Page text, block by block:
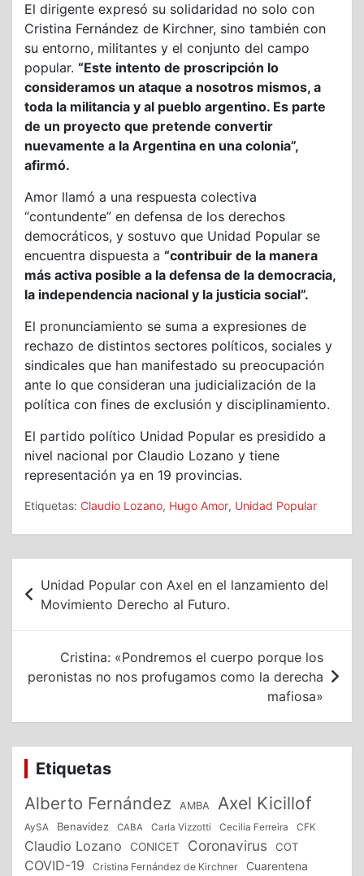
El dirigente expresó su solidaridad no solo con
Cristina Fernández de Kirchner, sino también con
su entorno, militantes y el conjunto del campo
popular. “Este intento de proscripción lo
consideramos un ataque a nosotros mismos, a
toda la militancia y al pueblo argentino. Es parte
de un proyecto que pretende convertir
nuevamente a la Argentina en una colonia”,
afirmó.
Amor llamó a una respuesta colectiva
“contundente” en defensa de los derechos
democráticos, y sostuvo que Unidad Popular se
encuentra dispuesta a “contribuir de la manera
más activa posible a la defensa de la democracia,
la independencia nacional y la justicia social”.
El pronunciamiento se suma a expresiones de
rechazo de distintos sectores políticos, sociales y
sindicales que han manifestado su preocupación
ante lo que consideran una judicialización de la
política con fines de exclusión y disciplinamiento.
El partido político Unidad Popular es presidido a
nivel nacional por Claudio Lozano y tiene
representación ya en 19 provincias.
Etiquetas: Claudio Lozano, Hugo Amor, Unidad Popular
Navegación
de
entradas
Unidad Popular con Axel en el lanzamiento del
Movimiento Derecho al Futuro.
Cristina: «Pondremos el cuerpo porque los
peronistas no nos profugamos como la derecha
mafiosa»
Etiquetas
Alberto Fernández AMBA Axel Kicillof
AySA Benavidez CABA Carla Vizzotti Cecilia Ferreira CFK
Claudio Lozano CONICET Coronavirus COT
COVID-19 Cristina Fernández de Kirchner Cuarentena